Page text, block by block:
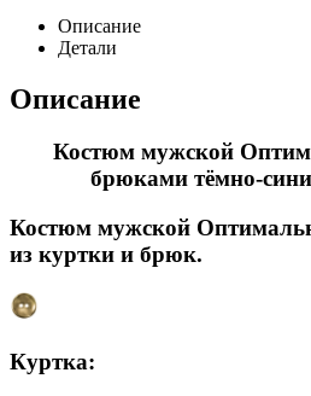
Описание
Детали
Описание
Костюм мужской
брюками тёмно-
Костюм мужской
из куртки и брюк.
Куртка: